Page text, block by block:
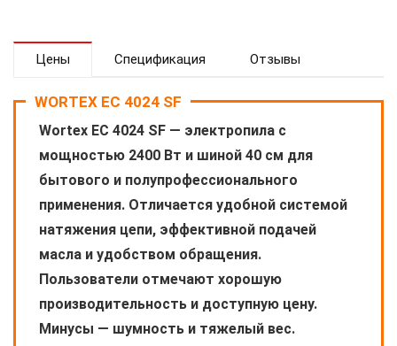
Цены Спецификация Отзывы
WORTEX EC 4024 SF
Wortex EC 4024 SF — электропила с
мощностью 2400 Вт и шиной 40 см для
бытового и полупрофессионального
применения. Отличается удобной системой
натяжения цепи, эффективной подачей
масла и удобством обращения.
Пользователи отмечают хорошую
производительность и доступную цену.
Минусы — шумность и тяжелый вес.